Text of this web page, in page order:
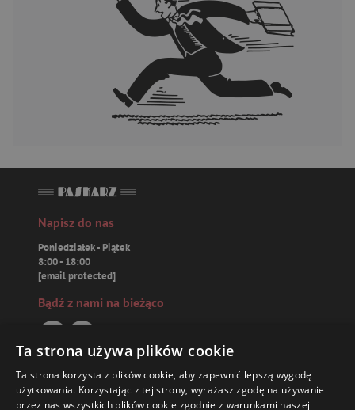
Napisz do nas
Poniedziałek - Piątek
8:00 - 18:00
[email protected]
Bądź z nami na bieżąco
Paskarz.pl
Ta strona używa plików cookie
Ta strona korzysta z plików cookie, aby zapewnić lepszą wygodę
użytkowania. Korzystając z tej strony, wyrażasz zgodę na używanie
przez nas wszystkich plików cookie zgodnie z warunkami naszej